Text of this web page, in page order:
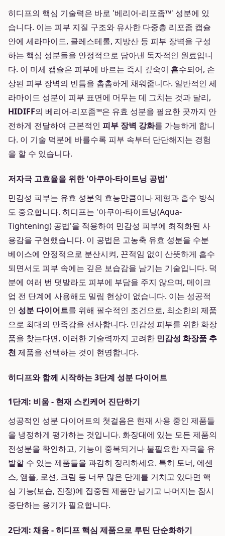
히디프의 핵심 기술력은 바로 '베리어-리포좀™' 성분에 있
습니다. 이는 피부 지질 구조와 유사한 다중층 리포좀 캡슐
안에 세라마이드, 콜레스테롤, 지방산 등 피부 장벽을 구성
하는 핵심 성분들을 안정적으로 담아낸 독자적인 원료입니
다. 이 미세 캡슐은 피부에 바르는 즉시 깊숙이 흡수되어, 손
상된 피부 장벽의 빈틈을 촘촘하게 채워줍니다. 일반적인 세
라마이드 성분이 피부 표면에 머무는 데 그치는 것과 달리,
HIDIFF의 베리어-리포좀™은 유효 성분을 필요한 곳까지 안
전하게 전달하여 근본적인 피부 장벽 강화를 가능하게 합니
다. 이 기술 덕분에 바를수록 피부 속부터 단단해지는 경험
을 할 수 있습니다.
저자극 고효율을 위한 '아쿠아-타이트닝 공법'
민감성 피부는 유효 성분의 효능만큼이나 제형과 흡수 방식
도 중요합니다. 히디프는 '아쿠아-타이트닝(Aqua-
Tightening) 공법'을 적용하여 민감성 피부에 최적화된 사
용감을 구현했습니다. 이 공법은 고농축 유효 성분을 수분
베이스에 안정적으로 분산시켜, 끈적임 없이 산뜻하게 흡수
되면서도 피부 속에는 깊은 보습감을 남기는 기술입니다. 덕
분에 여러 번 덧발라도 피부에 부담을 주지 않으며, 메이크
업 전 단계에 사용해도 밀림 현상이 없습니다. 이는 성공적
인 성분 다이어트를 위해 필수적인 조건으로, 최소한의 제품
으로 최대의 만족감을 선사합니다. 민감성 피부를 위한 화장
품을 찾는다면, 이러한 기술력까지 고려한 민감성 화장품 추
천 제품을 선택하는 것이 현명합니다.
히디프와 함께 시작하는 3단계 성분 다이어트
1단계: 비움 - 현재 스킨케어 진단하기
성공적인 성분 다이어트의 첫걸음은 현재 사용 중인 제품들
을 냉정하게 평가하는 것입니다. 화장대에 있는 모든 제품의
전성분을 확인하고, 기능이 중복되거나 불필요한 자극을 유
발할 수 있는 제품들을 과감히 정리하세요. 특히 토너, 에센
스, 앰플, 로션, 크림 등 너무 많은 단계를 거치고 있다면 핵
심 기능(보습, 진정)에 집중된 제품만 남기고 나머지는 잠시
중단하는 용기가 필요합니다.
2단계: 채움 - 히디프 핵심 제품으로 루틴 단순화하기